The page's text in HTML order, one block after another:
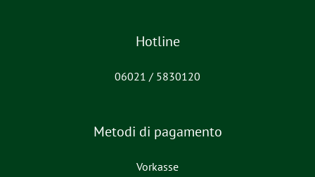
Hotline
06021 / 5830120
Metodi di pagamento
Vorkasse